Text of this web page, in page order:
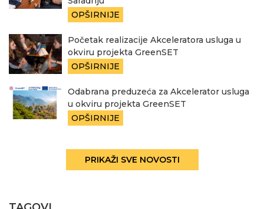
OPŠIRNIJE
Početak realizacije Akceleratora usluga u
okviru projekta GreenSET
OPŠIRNIJE
Odabrana preduzeća za Akcelerator usluga
u okviru projekta GreenSET
OPŠIRNIJE
PRIKAŽI SVE NOVOSTI